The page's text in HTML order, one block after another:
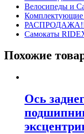
Велосипеды и
Комплектующие
Самокаты
Похожие
Ось